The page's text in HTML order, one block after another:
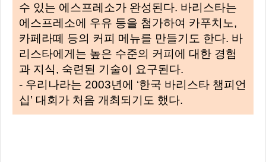
수 있는 에스프레소가 완성된다. 바리스타는
에스프레소에 우유 등을 첨가하여 카푸치노,
카페라떼 등의 커피 메뉴를 만들기도 한다. 바
리스타에게는 높은 수준의 커피에 대한 경험
과 지식, 숙련된 기술이 요구된다.
- 우리나라는 2003년에 ‘한국 바리스타 챔피언
십’ 대회가 처음 개최되기도 했다.